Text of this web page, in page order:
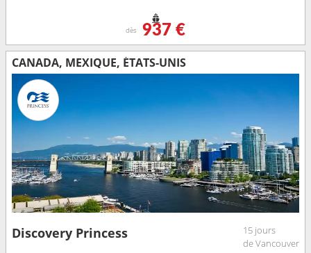
dès 937 €
CANADA, MEXIQUE, ÉTATS-UNIS
Discovery Princess
15 jours
de Vancouver